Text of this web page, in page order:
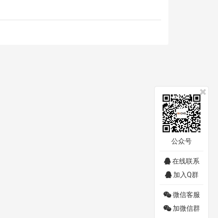
公众号
在线联系
加入Q群
微信客服
加微信群